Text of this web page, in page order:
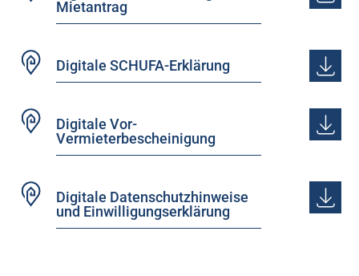
Mietantrag
Digitale SCHUFA-Erklärung
Digitale Vor-
Vermieterbescheinigung
Digitale Datenschutzhinweise
und Einwilligungserklärung